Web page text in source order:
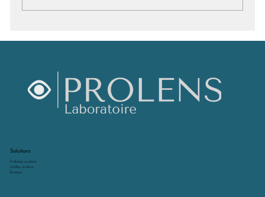
Les avantages des lentilles souples pour
Solutions
Prothèses oculaires
Lentilles oculaires
Boutique